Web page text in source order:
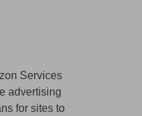
Services
advertising
for sites to